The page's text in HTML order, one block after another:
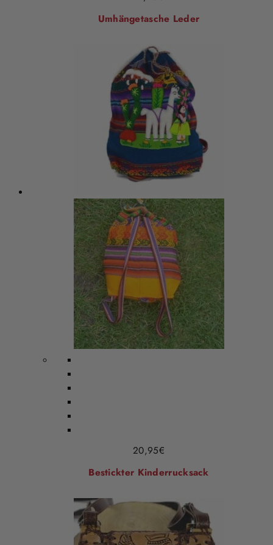
Umhängetasche Leder
20,95€
Bestickter Kinderrucksack